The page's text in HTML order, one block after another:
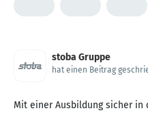
stoba Gruppe
hat einen Beitrag
Mit einer Ausbildung sicher in